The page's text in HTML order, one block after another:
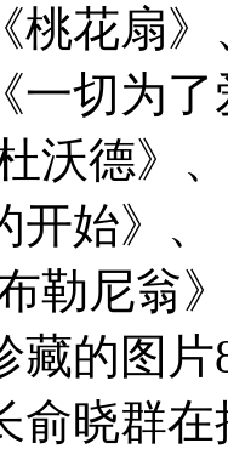
桃花扇
一切为
沃德》
开始》
勒尼翁
藏的图片
俞晓群